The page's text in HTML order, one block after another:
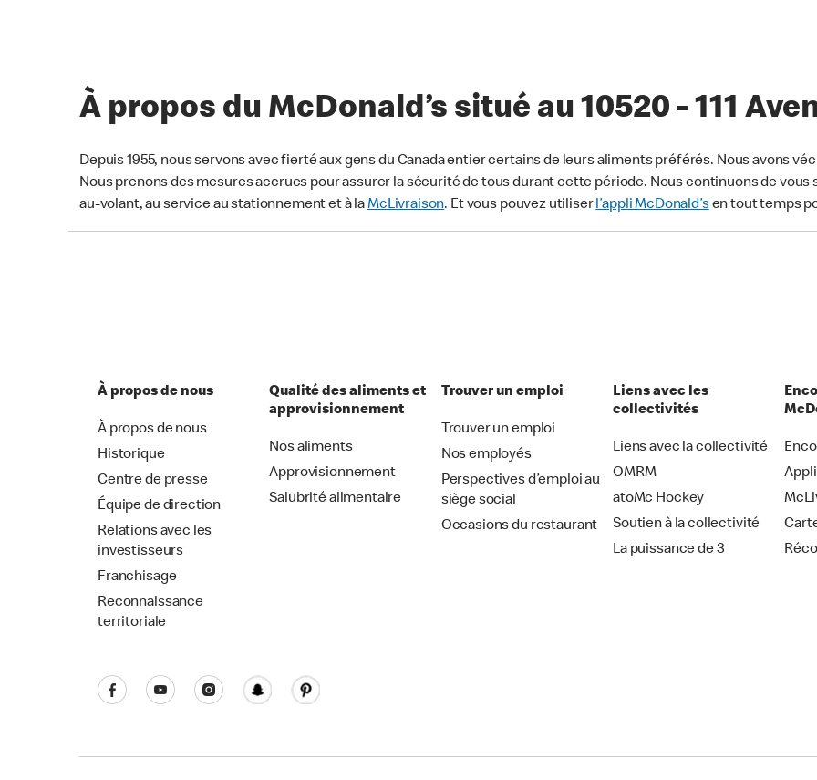
À propos du McDonald’s situé au 10520 - 111
Depuis 1955, nous servons avec fierté aux gens du Canada entier certains de leurs aliments préférés. Nous avons
Nous prenons des mesures accrues pour assurer la sécurité de tous durant cette période. Nous continuons de
au-volant, au service au stationnement et à laMcLivraison. Et vous pouvez utiliserl’appli McDonald’sen tout temps
À propos de nous
À propos de nous
Historique
Centre de presse
Équipe de direction
Relations avec les
investisseurs
Franchisage
Reconnaissance
territoriale
Qualité des aliments et
approvisionnement
Nos aliments
Approvisionnement
Salubrité alimentaire
Trouver un emploi
Trouver un emploi
Nos employés
Perspectives d’emploi au
siège social
Occasions du restaurant
Liens avec les
collectivités
Liens avec la collectivité
OMRM
atoMc Hockey
Soutien à la collectivité
La puissance de 3